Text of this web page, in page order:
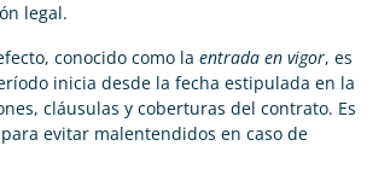
legal.
conocido como la entrada en vigor, es
inicia desde la fecha estipulada en la
cláusulas y coberturas del contrato. Es
evitar malentendidos en caso de